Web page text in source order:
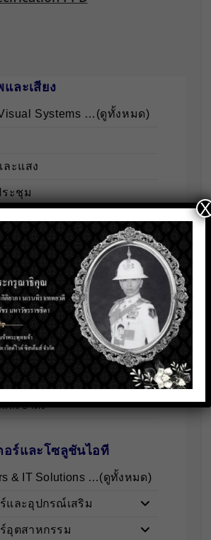
ละเสียง
Systems …(ดูทั้งหมด)
ละแสง
ระชุม
ตรีม
ลและป้ายประชาสัมพันธ์
& Signage Solutions …(ดู
ะบบอัจฉริยะ
ป้ายดิจิทัล
ละขาตั้ง
อร์และโซลูชันไอที
& IT Solutions …(ดูทั้งหมด)
และอุปกรณ์เสริม
อุตสาหกรรม
X